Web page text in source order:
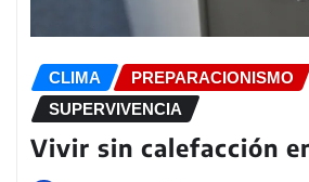
CLIMA
PREPARACIONISMO
SUPERVIVENCIA
Vivir sin calefacción